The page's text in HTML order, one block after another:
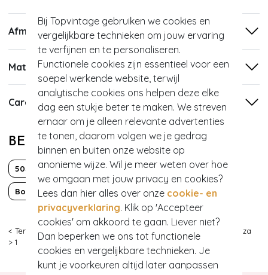
Bij Topvintage gebruiken we cookies en
vergelijkbare technieken om jouw ervaring
te verfijnen en te personaliseren.
Functionele cookies zijn essentieel voor een
soepel werkende website, terwijl
analytische cookies ons helpen deze elke
dag een stukje beter te maken. We streven
ernaar om je alleen relevante advertenties
te tonen, daarom volgen we je gedrag
binnen en buiten onze website op
anonieme wijze. Wil je meer weten over hoe
we omgaan met jouw privacy en cookies?
Lees dan hier alles over onze cookie- en
privacyverklaring. Klik op 'Accepteer
cookies' om akkoord te gaan. Liever niet?
Dan beperken we ons tot functionele
cookies en vergelijkbare technieken. Je
kunt je voorkeuren altijd later aanpassen
Afmetingen
Materiaal
Care
BEKIJK MEER VAN
50s 60s 70s
Boho Chic Classy chic
< Terug | Topvintage > Oorbellen Sieraden
Aliza
> 1